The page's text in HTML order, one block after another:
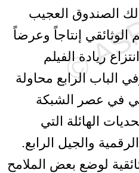
ذلك الصندوق العجيب
إنتاجاً وعرضاً
ريادة الفيلم
الباب الرابع محاولة
في عصر الشبكة
الهائلة التي
والجيل الرابع.
لوضع بعض الملامح